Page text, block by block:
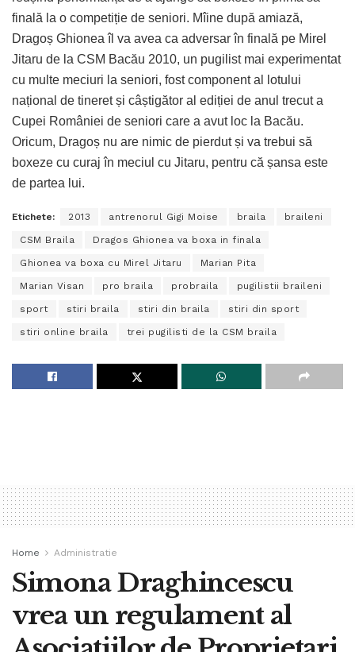
finală la o competiție de seniori. Mîine după amiază,
Dragoș Ghionea îl va avea ca adversar în finală pe Mirel
Jitaru de la CSM Bacău 2010, un pugilist mai experimentat
cu multe meciuri la seniori, fost component al lotului
național de tineret și câștigător al ediției de anul trecut a
Cupei României de seniori care a avut loc la Bacău.
Oricum, Dragoș nu are nimic de pierdut și va trebui să
boxeze cu curaj în meciul cu Jitaru, pentru că șansa este
de partea lui.
Etichete: 2013 antrenorul Gigi Moise braila braileni
CSM Braila Dragos Ghionea va boxa in finala
Ghionea va boxa cu Mirel Jitaru Marian Pita
Marian Visan pro braila probraila pugilistii braileni
sport stiri braila stiri din braila stiri din sport
stiri online braila trei pugilisti de la CSM braila
Home Administratie
Simona Draghincescu
vrea un regulament al